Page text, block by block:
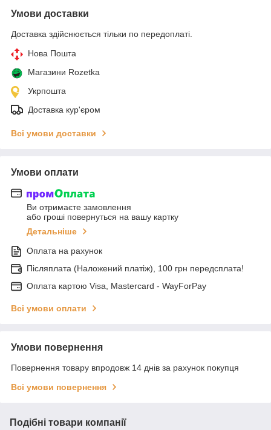
Умови доставки
Доставка здійснюється тільки по передоплаті.
Нова Пошта
Магазини Rozetka
Укрпошта
Доставка кур'єром
Всі умови доставки
Умови оплати
Ви отримаєте замовлення
або гроші повернуться на вашу картку
Детальніше
Оплата на рахунок
Післяплата (Наложений платіж), 100 грн передсплата!
Оплата картою Visa, Mastercard - WayForPay
Всі умови оплати
Умови повернення
Повернення товару впродовж 14 днів за рахунок покупця
Всі умови повернення
Подібні товари компанії